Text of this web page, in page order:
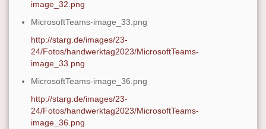
image_32.png
MicrosoftTeams-image_33.png
http://starg.de/images/23-
24/Fotos/handwerktag2023/MicrosoftTeams-
image_33.png
MicrosoftTeams-image_36.png
http://starg.de/images/23-
24/Fotos/handwerktag2023/MicrosoftTeams-
image_36.png